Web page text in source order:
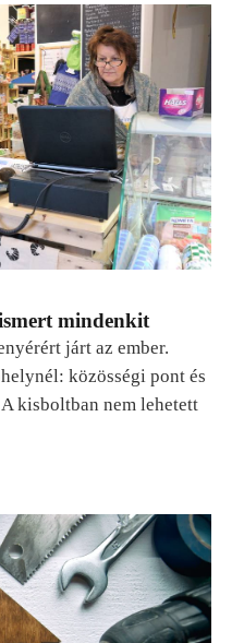
mindenkit
járt az ember.
közösségi pont és
kisboltban nem lehetett